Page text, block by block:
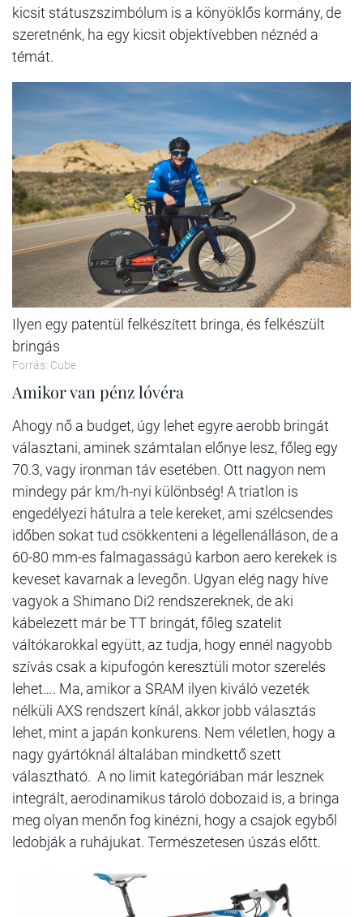
kicsit státuszszimbólum is a könyöklős kormány, de
szeretnénk, ha egy kicsit objektívebben néznéd a
témát.
Ilyen egy patentül felkészített bringa, és felkészült
bringás
Forrás: Cube
Amikor van pénz lóvéra
Ahogy nő a budget, úgy lehet egyre aerobb bringát
választani, aminek számtalan előnye lesz, főleg egy
70.3, vagy ironman táv esetében. Ott nagyon nem
mindegy pár km/h-nyi különbség! A triatlon is
engedélyezi hátulra a tele kereket, ami szélcsendes
időben sokat tud csökkenteni a légellenálláson, de a
60-80 mm-es falmagasságú karbon aero kerekek is
keveset kavarnak a levegőn. Ugyan elég nagy híve
vagyok a Shimano Di2 rendszereknek, de aki
kábelezett már be TT bringát, főleg szatelit
váltókarokkal együtt, az tudja, hogy ennél nagyobb
szívás csak a kipufogón keresztüli motor szerelés
lehet…. Ma, amikor a SRAM ilyen kiváló vezeték
nélküli AXS rendszert kínál, akkor jobb választás
lehet, mint a japán konkurens. Nem véletlen, hogy a
nagy gyártóknál általában mindkettő szett
választható. A no limit kategóriában már lesznek
integrált, aerodinamikus tároló dobozaid is, a bringa
meg olyan menőn fog kinézni, hogy a csajok egyből
ledobják a ruhájukat. Természetesen úszás előtt.